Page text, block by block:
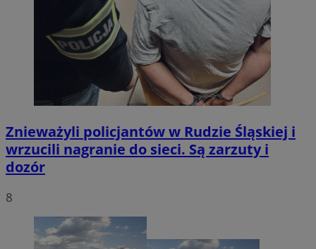
Znieważyli policjantów w Rudzie Śląskiej i
wrzucili nagranie do sieci. Są zarzuty i
dozór
8